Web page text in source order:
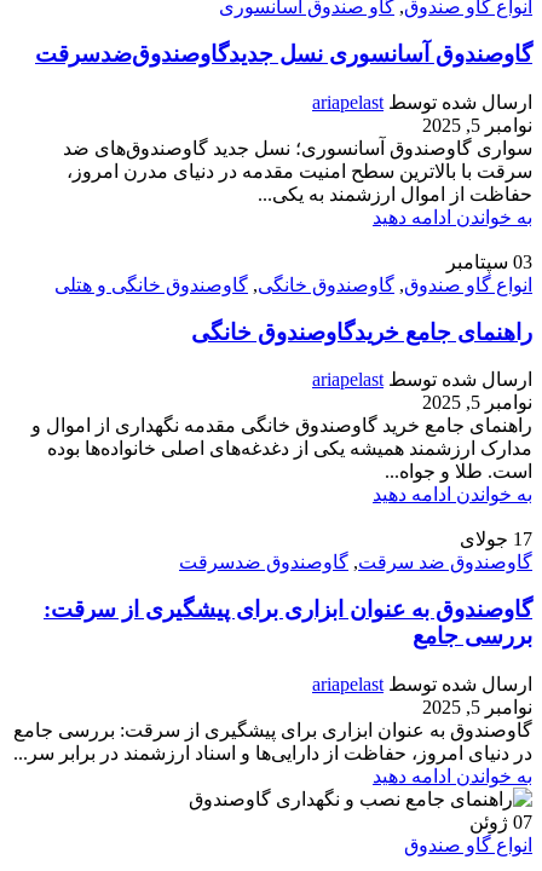
انواع گاو صندوق, گاو صندوق اسانسوری
گاوصندوق آسانسوری نسل جدیدگاوصندوق‌ضدسرقت
ارسال شده توسط ariapelast
نوامبر 5, 2025
سواری گاوصندوق آسانسوری؛ نسل جدید گاوصندوق‌های ضد
سرقت با بالاترین سطح امنیت مقدمه در دنیای مدرن امروز،
حفاظت از اموال ارزشمند به یکی...
به خواندن ادامه دهید
03 سپتامبر
انواع گاو صندوق, گاوصندوق خانگی, گاوصندوق خانگی و هتلی
راهنمای جامع خریدگاوصندوق خانگی
ارسال شده توسط ariapelast
نوامبر 5, 2025
راهنمای جامع خرید گاوصندوق خانگی مقدمه نگهداری از اموال و
مدارک ارزشمند همیشه یکی از دغدغه‌های اصلی خانواده‌ها بوده
است. طلا و جواه...
به خواندن ادامه دهید
17 جولای
گاوصندوق ضد سرقت, گاوصندوق ضدسرقت
گاوصندوق به عنوان ابزاری برای پیشگیری از سرقت:
بررسی جامع
ارسال شده توسط ariapelast
نوامبر 5, 2025
گاوصندوق به عنوان ابزاری برای پیشگیری از سرقت: بررسی جامع
در دنیای امروز، حفاظت از دارایی‌ها و اسناد ارزشمند در برابر سر...
به خواندن ادامه دهید
07 ژوئن
انواع گاو صندوق